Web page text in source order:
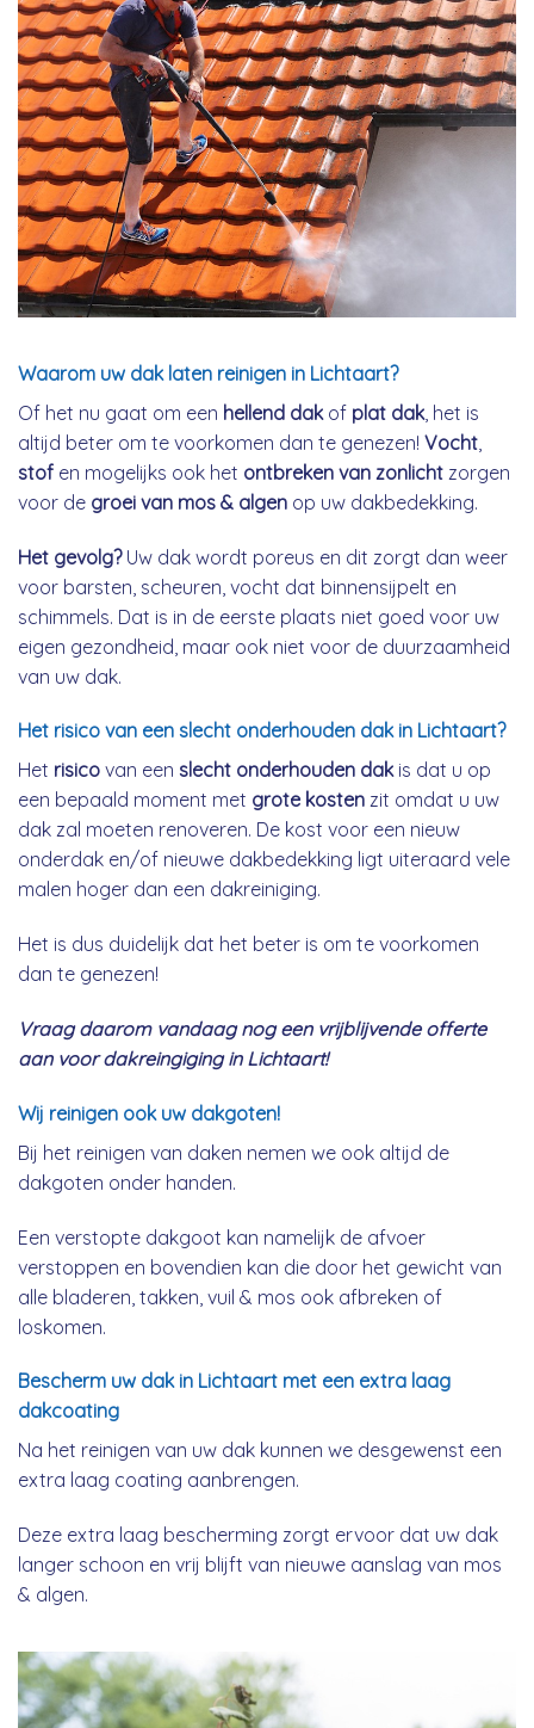
Waarom uw dak laten reinigen in Lichtaart?
Of het nu gaat om een hellend dakof plat dak, het is
altijd beter om te voorkomen dan te genezen! Vocht
stof en mogelijks ook het ontbreken van zonlicht zorgen
voor de groei van mos & algen op uw dakbedekking.
Het gevolg?Uw dak wordt poreus en dit zorgt dan weer
voor barsten, scheuren, vocht dat binnensijpelt en
schimmels. Dat is in de eerste plaats niet goed voor uw
eigen gezondheid, maar ook niet voor de duurzaamheid
van uw dak.
Het risico van een slecht onderhouden dak in Lichtaart?
Het risico van een slecht onderhouden dakis dat u op
een bepaald moment met grote kosten zit omdat u uw
dak zal moeten renoveren. De kost voor een nieuw
onderdak en/of nieuwe dakbedekking ligt uiteraard vele
malen hoger dan een dakreiniging.
Het is dus duidelijk dat het beter is om te voorkomen
dan te genezen!
Vraag daarom vandaag nog een vrijblijvende offerte
aan voor dakreingiging in Lichtaart!
Wij reinigen ook uw dakgoten!
Bij het reinigen van daken nemen we ook altijd de
dakgoten onder handen.
Een verstopte dakgoot kan namelijk de afvoer
verstoppen en bovendien kan die door het gewicht van
alle bladeren, takken, vuil & mos ook afbreken of
loskomen.
Bescherm uw dak in Lichtaart met een extra laag
dakcoating
Na het reinigen van uw dak kunnen we desgewenst een
extra laag coating aanbrengen.
Deze extra laag bescherming zorgt ervoor dat uw dak
langer schoon en vrij blijft van nieuwe aanslag van mos
& algen.